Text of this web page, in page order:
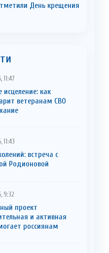
День крещения
11:47
как
ветеранам СВО
11:43
встреча с
Родионовой
9:32
проект
и активная
россиянам